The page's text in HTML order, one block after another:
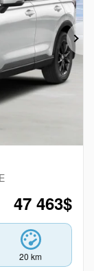
47 463$
20 km